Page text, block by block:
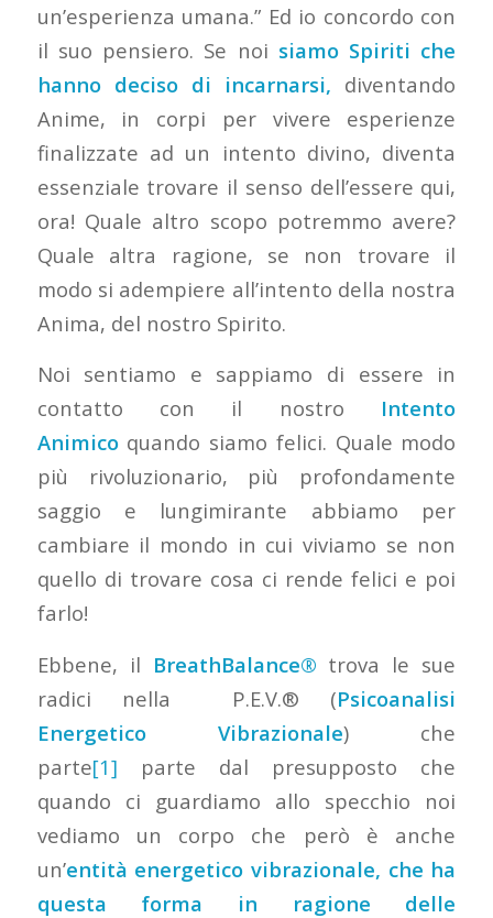
un’esperienza umana.” Ed io concordo con
il suo pensiero. Se noi siamo Spiriti che
hanno deciso di incarnarsi, diventando
Anime, in corpi per vivere esperienze
finalizzate ad un intento divino, diventa
essenziale trovare il senso dell’essere qui,
ora! Quale altro scopo potremmo avere?
Quale altra ragione, se non trovare il
modo si adempiere all’intento della nostra
Anima, del nostro Spirito.
Noi sentiamo e sappiamo di essere in
contatto con il nostro Intento
Animicoquando siamo felici. Quale modo
più rivoluzionario, più profondamente
saggio e lungimirante abbiamo per
cambiare il mondo in cui viviamo se non
quello di trovare cosa ci rende felici e poi
farlo!
Ebbene, il BreathBalance® trova le sue
radici nella P.E.V.® (Psicoanalisi
Energetico Vibrazionale) che
parte[1] parte dal presupposto che
quando ci guardiamo allo specchio noi
vediamo un corpo che però è anche
un’entità energetico vibrazionale, che ha
questa forma in ragione delle